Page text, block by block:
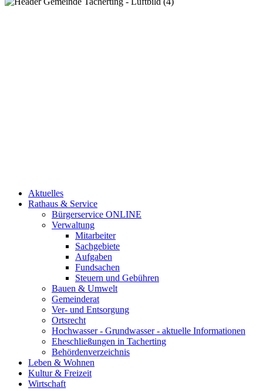
Aktuelles
Rathaus & Service
Bürgerservice ONLINE
Verwaltung
Mitarbeiter
Sachgebiete
Aufgaben
Fundsachen
Steuern und Gebühren
Bauen & Umwelt
Gemeinderat
Ver- und Entsorgung
Ortsrecht
Hochwasser - Grundwasser - aktuelle Informationen
Eheschließungen in Tacherting
Behördenverzeichnis
Leben & Wohnen
Kultur & Freizeit
Wirtschaft